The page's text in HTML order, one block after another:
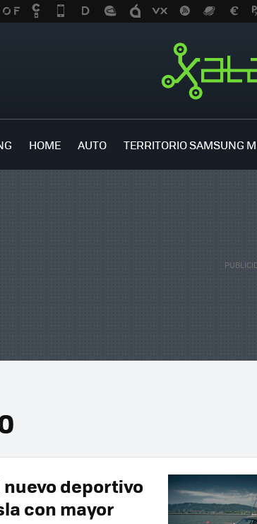
HOME AUTO TERRITORIO SAMSUNG
nuevo deportivo
con mayor